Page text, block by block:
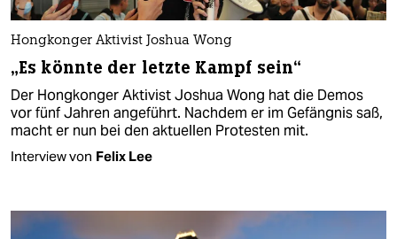
Hongkonger Aktivist Joshua Wong
„Es könnte der letzte Kampf sein“
Der Hongkonger Aktivist Joshua Wong hat die Demos
vor fünf Jahren angeführt. Nachdem er im Gefängnis saß,
macht er nun bei den aktuellen Protesten mit.
Interview von Felix Lee